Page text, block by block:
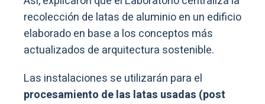
recolección de latas de aluminio en un edificio
elaborado en base a los conceptos más
actualizados de arquitectura sostenible.
Las instalaciones se utilizarán para el
procesamiento de las latas usadas (post